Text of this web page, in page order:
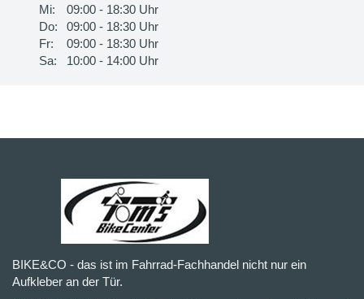
Mi:
09:00 - 18:30 Uhr
Do:
09:00 - 18:30 Uhr
Fr:
09:00 - 18:30 Uhr
Sa:
10:00 - 14:00 Uhr
BIKE&CO - das ist im Fahrrad-Fachhandel nicht nur ein
Aufkleber an der Tür.